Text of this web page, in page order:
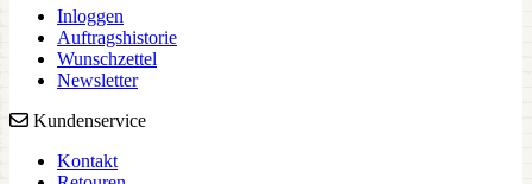
Inloggen
Auftragshistorie
Wunschzettel
Newsletter
Kundenservice
Kontakt